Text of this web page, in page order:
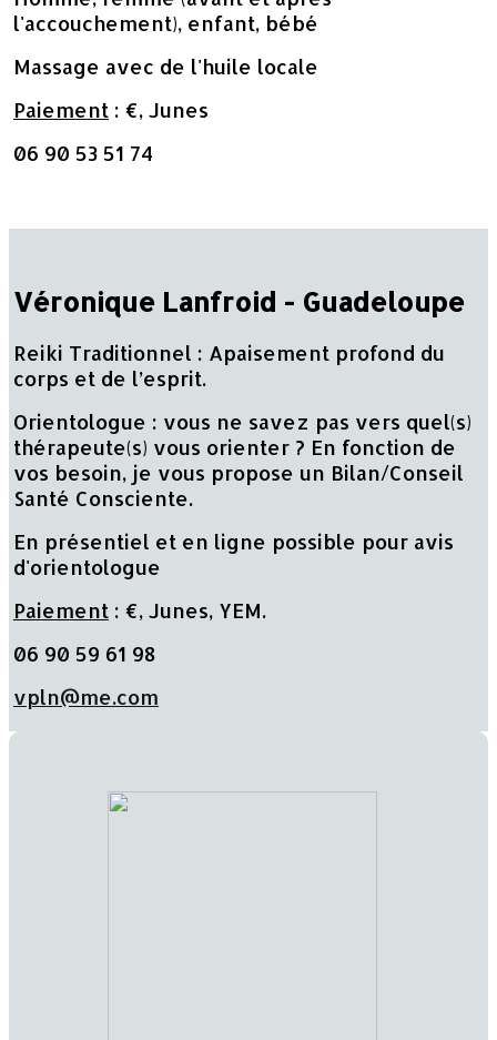
l'accouchement), enfant, bébé
Massage avec de l'huile locale
Paiement : €, Junes
06 90 53 51 74
Véronique Lanfroid - Guadeloupe
Reiki Traditionnel : Apaisement profond du
corps et de l’esprit.
Orientologue : vous ne savez pas vers quel(s)
thérapeute(s) vous orienter ? En fonction de
vos besoin, je vous propose un Bilan/Conseil
Santé Consciente.
En présentiel et en ligne possible pour avis
d'orientologue
Paiement : €, Junes, YEM.
06 90 59 61 98
vpln@me.com